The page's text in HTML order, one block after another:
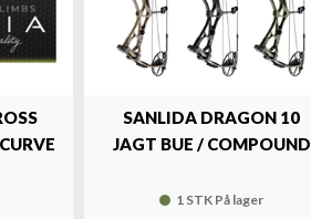
SANLIDA DRAGON 10
JAGT BUE / COMPOUND
1 STK På lager